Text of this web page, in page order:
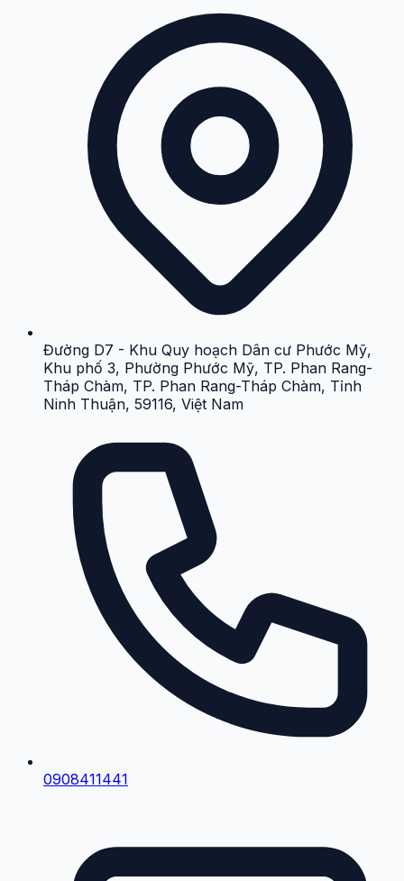
Đường D7 - Khu Quy hoạch Dân cư Phước Mỹ,
Khu phố 3, Phường Phước Mỹ, TP. Phan Rang-
Tháp Chàm, TP. Phan Rang-Tháp Chàm, Tỉnh
Ninh Thuận, 59116, Việt Nam
0908411441